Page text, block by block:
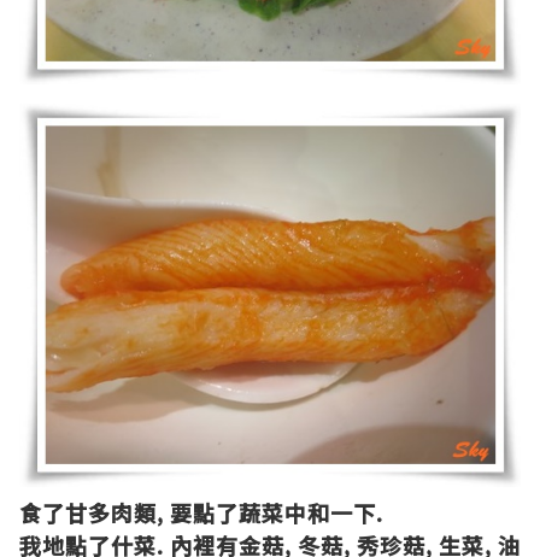
食了甘多肉類, 要點了蔬菜中和一下.
我地點了什菜. 內裡有金菇, 冬菇, 秀珍菇, 生菜, 油